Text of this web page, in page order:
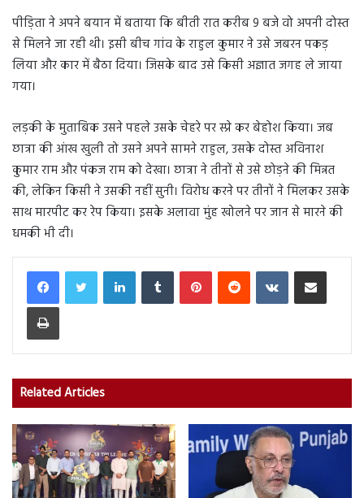
पीड़िता ने अपने बयान में बताया कि बीती रात करीब 9 बजे वो अपनी दोस्त
से मिलने जा रही थी। इसी बीच गांव के राहुल कुमार ने उसे जबरन पकड़
लिया और कार में बैठा दिया। जिसके बाद उसे किसी अज्ञात जगह ले जाया
गया।
लड़की के मुताबिक उसने पहले उसके चेहरे पर स्प्रे कर बेहोश किया। जब
छात्रा की आंख खुली तो उसने अपने सामने राहुल, उसके दोस्त अविनाश
कुमार राम और पंकज राम को देखा। छात्रा ने तीनों से उसे छोड़ने की मिन्नत
की, लेकिन किसी ने उसकी नहीं सुनी। विरोध करने पर तीनों ने मिलकर उसके
साथ मारपीट कर रेप किया। इसके अलावा मुंह खोलने पर जान से मारने की
धमकी भी दी।
LinkedInTumblr PinterestReddit VKontakteShare via Email
Print
Related Articles